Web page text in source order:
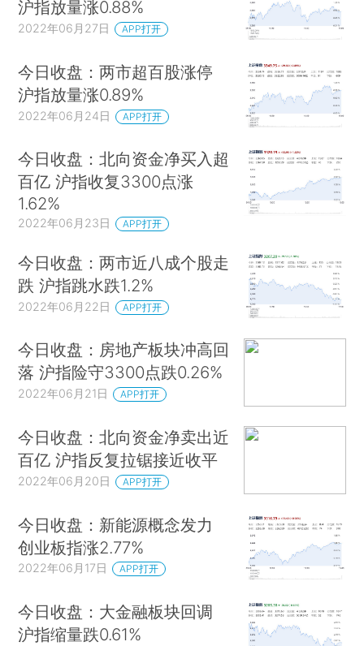
沪指放量涨0.88%
2022年06月27日 APP打开
今日收盘：两市超百股涨停
沪指放量涨0.89%
2022年06月24日 APP打开
今日收盘：北向资金净买入超
百亿 沪指收复3300点涨
1.62%
2022年06月23日 APP打开
今日收盘：两市近八成个股走
跌 沪指跳水跌1.2%
2022年06月22日 APP打开
今日收盘：房地产板块冲高回
落 沪指险守3300点跌0.26%
2022年06月21日 APP打开
今日收盘：北向资金净卖出近
百亿 沪指反复拉锯接近收平
2022年06月20日 APP打开
今日收盘：新能源概念发力
创业板指涨2.77%
2022年06月17日 APP打开
今日收盘：大金融板块回调
沪指缩量跌0.61%